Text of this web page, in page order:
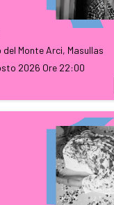
Monte Arci, Masullas
2026 Ore 22:00